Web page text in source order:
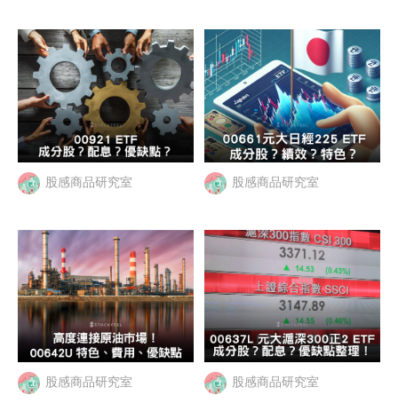
股感商品研究室 股感商品研究室
股感商品研究室 股感商品研究室